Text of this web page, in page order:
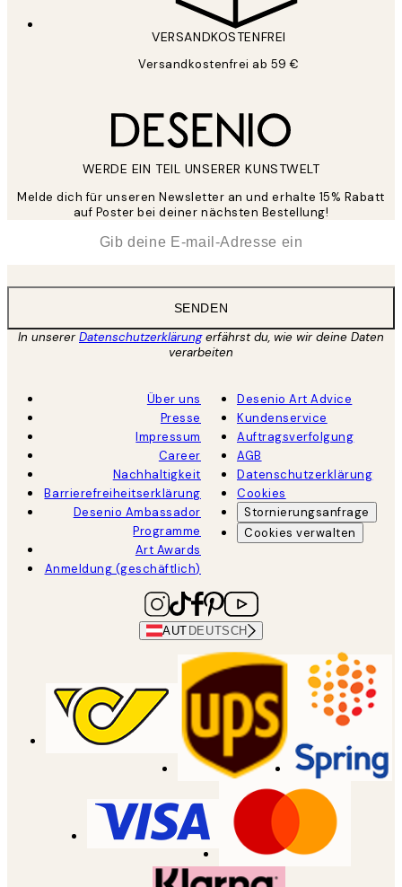
VERSANDKOSTENFREI
Versandkostenfrei ab 59 €
WERDE EIN TEIL UNSERER KUNSTWELT
Melde dich für unseren Newsletter an und erhalte 15% Rabatt
auf Poster bei deiner nächsten Bestellung!
SENDEN
In unsererDatenschutzerklärungerfährst du, wie wir deine Daten
verarbeiten
Über uns
Presse
Impressum
Career
Nachhaltigkeit
Barrierefreiheitserklärung
Desenio Ambassador
Programme
Art Awards
Anmeldung (geschäftlich)
Desenio Art Advice
Kundenservice
Auftragsverfolgung
AGB
Datenschutzerklärung
Cookies
Stornierungsanfrage
Cookies verwalten
AUT DEUTSCH